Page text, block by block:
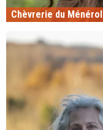
Chèvrerie du Ménérol